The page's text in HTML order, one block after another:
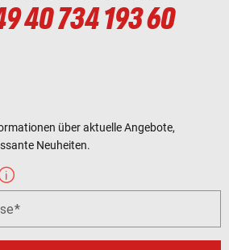
40 734 193 60
über aktuelle Angebote,
Neuheiten.